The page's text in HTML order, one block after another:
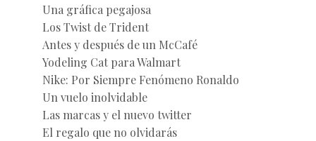
Una gráfica pegajosa
Los Twist de Trident
Antes y después de un McCafé
Yodeling Cat para Walmart
Nike: Por Siempre Fenómeno Ronaldo
Un vuelo inolvidable
Las marcas y el nuevo twitter
El regalo que no olvidarás